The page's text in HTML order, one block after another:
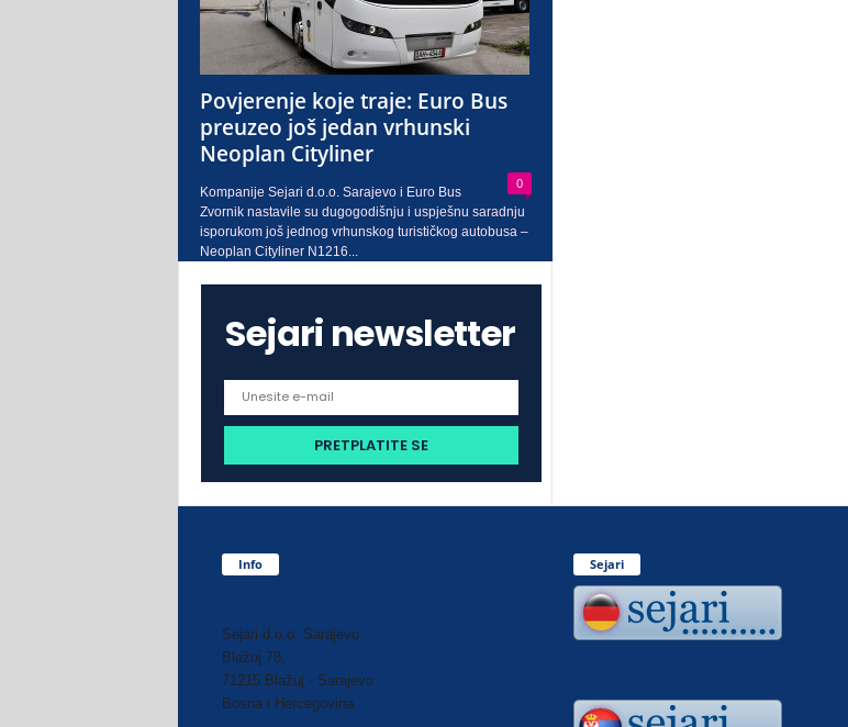
Povjerenje koje traje: Euro Bus
preuzeo još jedan vrhunski
Neoplan Cityliner
0
Kompanije Sejari d.o.o. Sarajevo i Euro Bus
Zvornik nastavile su dugogodišnju i uspješnu saradnju
isporukom još jednog vrhunskog turističkog autobusa –
Neoplan Cityliner N1216...
Sejari newsletter
Info
Sejari d.o.o. Sarajevo
Blažuj 78,
71215 Blažuj - Sarajevo
Bosna i Hercegovina
Sejari